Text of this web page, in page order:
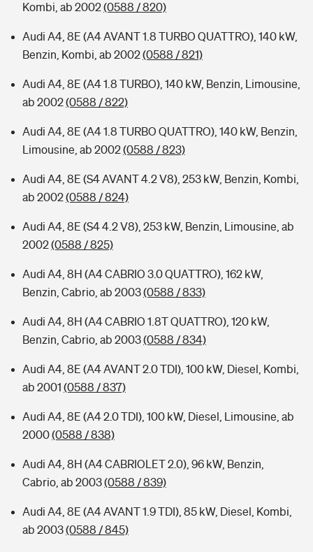
Kombi, ab 2002(0588 / 820)
Audi A4, 8E (A4 AVANT 1.8 TURBO QUATTRO), 140 kW,
Benzin, Kombi, ab 2002(0588 / 821)
Audi A4, 8E (A4 1.8 TURBO), 140 kW, Benzin, Limousine,
ab 2002(0588 / 822)
Audi A4, 8E (A4 1.8 TURBO QUATTRO), 140 kW, Benzin,
Limousine, ab 2002(0588 / 823)
Audi A4, 8E (S4 AVANT 4.2 V8), 253 kW, Benzin, Kombi,
ab 2002(0588 / 824)
Audi A4, 8E (S4 4.2 V8), 253 kW, Benzin, Limousine, ab
2002(0588 / 825)
Audi A4, 8H (A4 CABRIO 3.0 QUATTRO), 162 kW,
Benzin, Cabrio, ab 2003(0588 / 833)
Audi A4, 8H (A4 CABRIO 1.8T QUATTRO), 120 kW,
Benzin, Cabrio, ab 2003(0588 / 834)
Audi A4, 8E (A4 AVANT 2.0 TDI), 100 kW, Diesel, Kombi,
ab 2001 (0588 / 837)
Audi A4, 8E (A4 2.0 TDI), 100 kW, Diesel, Limousine, ab
2000(0588 / 838)
Audi A4, 8H (A4 CABRIOLET 2.0), 96 kW, Benzin,
Cabrio, ab 2003(0588 / 839)
Audi A4, 8E (A4 AVANT 1.9 TDI), 85 kW, Diesel, Kombi,
ab 2003(0588 / 845)